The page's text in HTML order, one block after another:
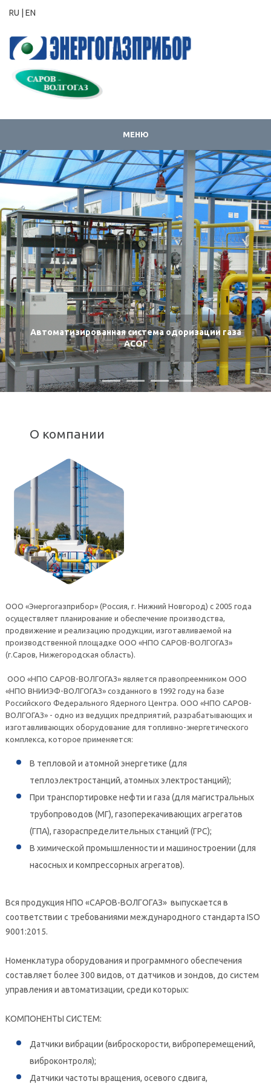
RU | EN
МЕНЮ
Автоматизированная система одоризации газа
АСОГ
О компании
ООО «Энергогазприбор» (Россия, г. Нижний Новгород) с 2005 года
осуществляет планирование и обеспечение производства,
продвижение и реализацию продукции, изготавливаемой на
производственной площадке ООО «НПО САРОВ-ВОЛГОГАЗ»
(г.Саров, Нижегородская область).
ООО «НПО САРОВ-ВОЛГОГАЗ» является правопреемником ООО
«НПО ВНИИЭФ-ВОЛГОГАЗ» созданного в 1992 году на базе
Российского Федерального Ядерного Центра. ООО «НПО САРОВ-
ВОЛГОГАЗ» - одно из ведущих предприятий, разрабатывающих и
изготавливающих оборудование для топливно-энергетического
комплекса, которое применяется:
В тепловой и атомной энергетике (для
теплоэлектростанций, атомных электростанций);
­При транспортировке нефти и газа (для магистральных
трубопроводов (МГ), газоперекачивающих агрегатов
(ГПА), газораспределительных станций (ГРС);
­В химической промышленности и машиностроении (для
насосных и компрессорных агрегатов).
Вся продукция НПО «САРОВ-ВОЛГОГАЗ» выпускается в
соответствии с требованиями международного стандарта ISO
9001:2015.
Номенклатура оборудования и программного обеспечения
составляет более 300 видов, от датчиков и зондов, до систем
управления и автоматизации, среди которых:
КОМПОНЕНТЫ СИСТЕМ:
­Датчики вибрации (виброскорости, виброперемещений,
виброконтроля);
­Датчики частоты вращения, осевого сдвига,